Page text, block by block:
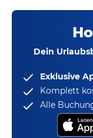
Dein
Exklusive
Komplett
Alle